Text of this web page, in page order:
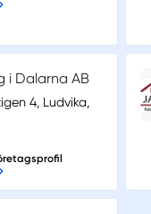
i Dalarna AB
4, Ludvika,